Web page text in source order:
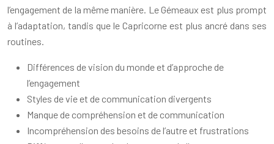
l’engagement de la même manière. Le Gémeaux est plus prompt
à l’adaptation, tandis que le Capricorne est plus ancré dans ses
routines.
Différences de vision du monde et d’approche de
l’engagement
Styles de vie et de communication divergents
Manque de compréhension et de communication
Incompréhension des besoins de l’autre et frustrations